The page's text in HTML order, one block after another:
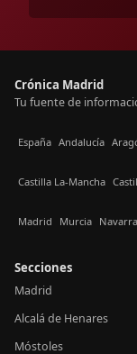
Crónica Madrid
Tu fuente de
España Andalucía
Castilla La-Mancha
Madrid Murcia Navarra
Secciones
Madrid
Alcalá de Henares
Móstoles